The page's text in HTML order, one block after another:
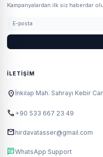
Kampanyalardan ilk siz haberdar
İLETIŞIM
location_on İnkılap Mah. Sahrayı Kebir
call +90 533 667 23 49
mail hirdavatasser@gmail.com
chatWhatsApp Support